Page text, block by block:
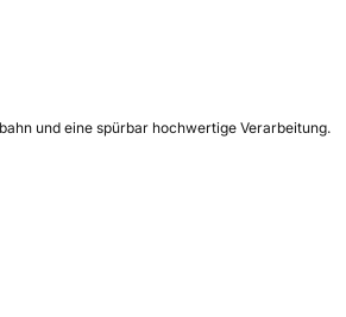
und eine spürbar hochwertige Verarbeitung.